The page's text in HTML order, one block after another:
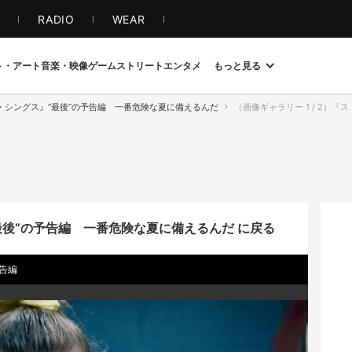
RADIO WEAR
アート音楽・映像ゲームストリート エンタメ もっと見る
シングス』“最後”の予告編 一番危険な夏に備えるんだ （画像ギャラリー 1 / 2）『
”の予告編 一番危険な夏に備えるんだ に戻る
編